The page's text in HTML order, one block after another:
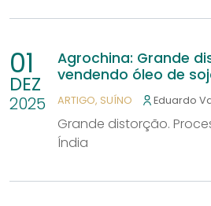
01
DEZ
2025
Agrochina: Grande
vendendo óleo de
ARTIGO SUÍNO Eduardo
Grande distorção.
Índia